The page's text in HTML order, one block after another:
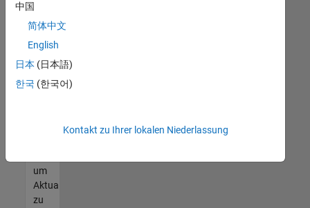
können,
die
Ihren
entsprechen,
werden
unseres
um
Aktualisierungen
zu
中国
简体中文
English
日本 (日本語)
한국 (한국어)
Kontakt zu Ihrer lokalen Niederlassung